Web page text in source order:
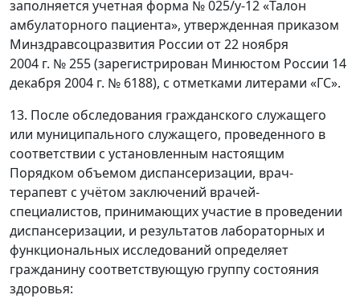
заполняется учетная форма № 025/у-12 «Талон
амбулаторного пациента», утвержденная приказом
Минздравсоцразвития России от 22 ноября
2004 г. № 255 (зарегистрирован Минюстом России 14
декабря 2004 г. № 6188), с отметками литерами «ГС».
13. После обследования гражданского служащего
или муниципального служащего, проведенного в
соответствии с установленным настоящим
Порядком объемом диспансеризации, врач-
терапевт с учётом заключений врачей-
специалистов, принимающих участие в проведении
диспансеризации, и результатов лабораторных и
функциональных исследований определяет
гражданину соответствующую группу состояния
здоровья: